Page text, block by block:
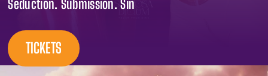
Seduction. Submission. Sin
TICKETS